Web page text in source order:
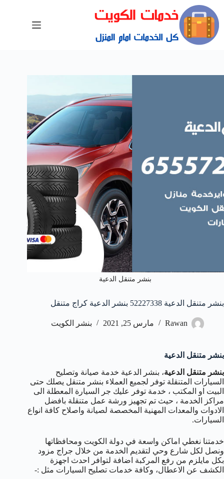
بنشر متنقل الدعية
بنشر متنقل الدعية 52227338 بنشر الدعية كراج متنقل
Rawan مارس 25, 2021 بنشر الكويت
بنشر متنقل الدعية
بنشر متنقل الدعية، بنشر الدعية خدمة صيانة وتصليح
السيارات المتنقلة توفر لجميع العملاء بنشر متنقل يصلك حتى
البيت او المكتب ، خدمة توفر عليك جر السيارة المعطلة الى
مراكز الخدمة ، حيث تم تجهيز ورشة عمل متنقلة بافضل
الادوات والمعدات المهنية المخصصة لصيانة واصلاح كافة انواع
السيارات.
خدمتنا نغطي اماكن واسعة في دولة الكويت ومحافظاتها
ونصل لكل شارع وحي لتقديم الخدمة من خلال جراج مزود
بكل مايلزم من رفع المركبة اضافة لتوافر احدث اجهزة
الكشف عن الاعطال، وكافة خدمات تصليح السيارات مثل :-